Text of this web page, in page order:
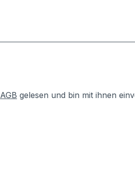
AGB gelesen und bin mit ihnen